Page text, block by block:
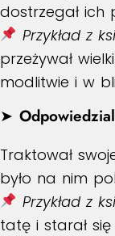
dostrzegał ich
Przykład z
przeżywał
modlitwie i w
➤
Traktował
było na nim
Przykład z
tatę i starał